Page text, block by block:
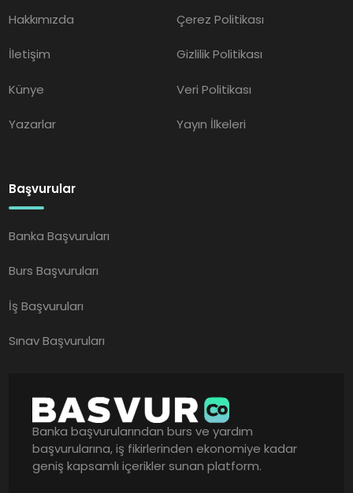
Hakkımızda
İletişim
Künye
Yazarlar
Çerez Politikası
Gizlilik Politikası
Veri Politikası
Yayın İlkeleri
Başvurular
Banka Başvuruları
Burs Başvuruları
İş Başvuruları
Sınav Başvuruları
Banka başvurularından burs ve yardım
başvurularına, iş fikirlerinden ekonomiye kadar
geniş kapsamlı içerikler sunan platform.